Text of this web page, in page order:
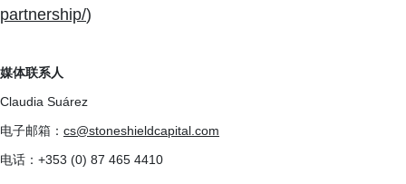
partnership/)
媒体联系人
Claudia Suárez
电子邮箱： cs@stoneshieldcapital.com
电话：+353 (0) 87 465 4410